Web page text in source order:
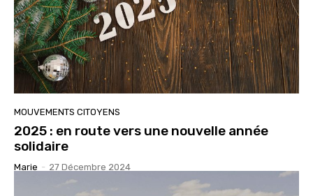
MOUVEMENTS CITOYENS
2025 : en route vers une nouvelle année
solidaire
Marie - 27 Décembre 2024